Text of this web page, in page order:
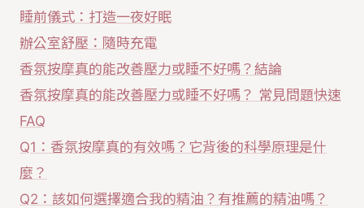
睡前儀式：打造一夜好眠
辦公室舒壓：隨時充電
香氛按摩真的能改善壓力或睡不好嗎？結論
香氛按摩真的能改善壓力或睡不好嗎？ 常見問題快速
FAQ
Q1：香氛按摩真的有效嗎？它背後的科學原理是什
麼？
Q2：該如何選擇適合我的精油？有推薦的精油嗎？